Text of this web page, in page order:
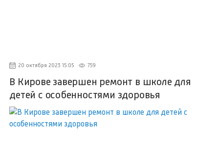
20 октября 2023 15:05 759
В Кирове завершен ремонт в школе для
детей с особенностями здоровья